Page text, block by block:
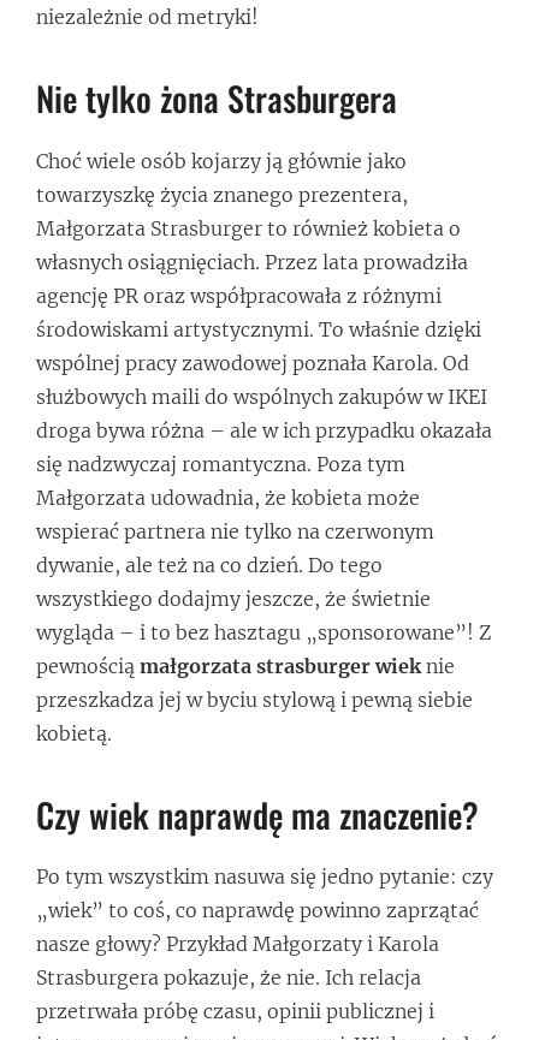
niezależnie od metryki!
Nie tylko żona Strasburgera
Choć wiele osób kojarzy ją głównie jako
towarzyszkę życia znanego prezentera,
Małgorzata Strasburger to również kobieta o
własnych osiągnięciach. Przez lata prowadziła
agencję PR oraz współpracowała z różnymi
środowiskami artystycznymi. To właśnie dzięki
wspólnej pracy zawodowej poznała Karola. Od
służbowych maili do wspólnych zakupów w IKEI
droga bywa różna – ale w ich przypadku okazała
się nadzwyczaj romantyczna. Poza tym
Małgorzata udowadnia, że kobieta może
wspierać partnera nie tylko na czerwonym
dywanie, ale też na co dzień. Do tego
wszystkiego dodajmy jeszcze, że świetnie
wygląda – i to bez hasztagu „sponsorowane”! Z
pewnością małgorzata strasburger wiek nie
przeszkadza jej w byciu stylową i pewną siebie
kobietą.
Czy wiek naprawdę ma znaczenie?
Po tym wszystkim nasuwa się jedno pytanie: czy
„wiek” to coś, co naprawdę powinno zaprzątać
nasze głowy? Przykład Małgorzaty i Karola
Strasburgera pokazuje, że nie. Ich relacja
przetrwała próbę czasu, opinii publicznej i